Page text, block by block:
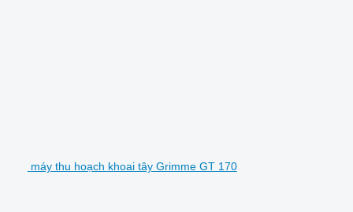
máy thu hoạch khoai tây Grimme GT 170